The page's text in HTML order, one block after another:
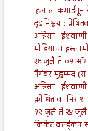
'हलाल कमाईतून
दृढनिश्चय :
अन्निसा :
मीडियाचा
२६ जुलै ते ०१
पैगंबर मुहम्मद
अन्निसा :
क्रोधित वा
१९ जुलै ते २५ जुलै
क्रिकेट वर्ल्ड्कप